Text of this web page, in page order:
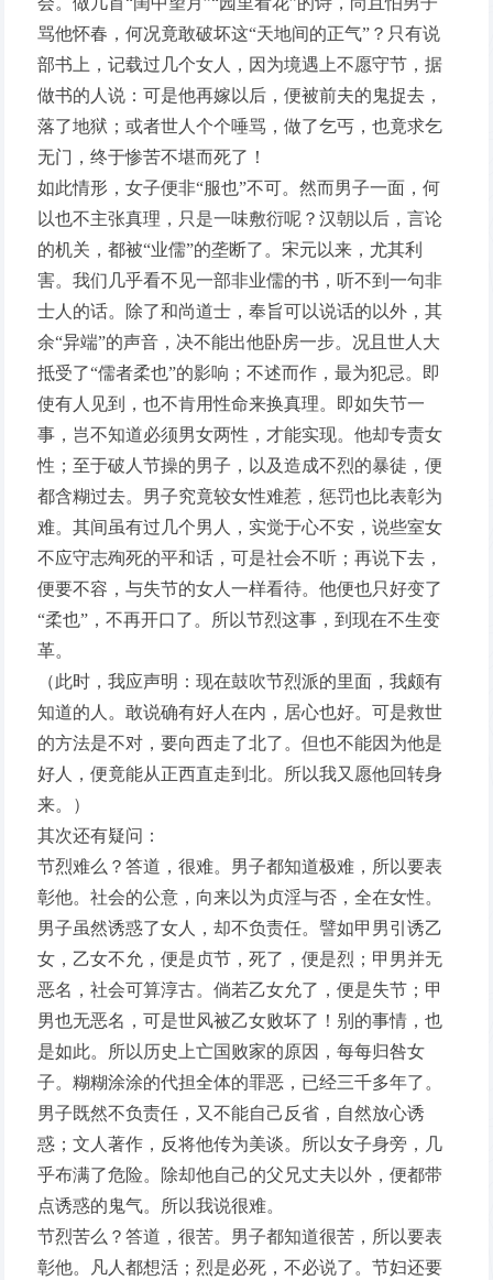
骂他怀春，何况竟敢破坏这“天地间的正气”？只有说
部书上，记载过几个女人，因为境遇上不愿守节，据
做书的人说：可是他再嫁以后，便被前夫的鬼捉去，
落了地狱；或者世人个个唾骂，做了乞丐，也竟求乞
无门，终于惨苦不堪而死了！
如此情形，女子便非“服也”不可。然而男子一面，何
以也不主张真理，只是一味敷衍呢？汉朝以后，言论
的机关，都被“业儒”的垄断了。宋元以来，尤其利
害。我们几乎看不见一部非业儒的书，听不到一句非
士人的话。除了和尚道士，奉旨可以说话的以外，其
余“异端”的声音，决不能出他卧房一步。况且世人大
抵受了“儒者柔也”的影响；不述而作，最为犯忌。即
使有人见到，也不肯用性命来换真理。即如失节一
事，岂不知道必须男女两性，才能实现。他却专责女
性；至于破人节操的男子，以及造成不烈的暴徒，便
都含糊过去。男子究竟较女性难惹，惩罚也比表彰为
难。其间虽有过几个男人，实觉于心不安，说些室女
不应守志殉死的平和话，可是社会不听；再说下去，
便要不容，与失节的女人一样看待。他便也只好变了
“柔也”，不再开口了。所以节烈这事，到现在不生变
革。
（此时，我应声明：现在鼓吹节烈派的里面，我颇有
知道的人。敢说确有好人在内，居心也好。可是救世
的方法是不对，要向西走了北了。但也不能因为他是
好人，便竟能从正西直走到北。所以我又愿他回转身
来。）
其次还有疑问：
节烈难么？答道，很难。男子都知道极难，所以要表
彰他。社会的公意，向来以为贞淫与否，全在女性。
男子虽然诱惑了女人，却不负责任。譬如甲男引诱乙
女，乙女不允，便是贞节，死了，便是烈；甲男并无
恶名，社会可算淳古。倘若乙女允了，便是失节；甲
男也无恶名，可是世风被乙女败坏了！别的事情，也
是如此。所以历史上亡国败家的原因，每每归咎女
子。糊糊涂涂的代担全体的罪恶，已经三千多年了。
男子既然不负责任，又不能自己反省，自然放心诱
惑；文人著作，反将他传为美谈。所以女子身旁，几
乎布满了危险。除却他自己的父兄丈夫以外，便都带
点诱惑的鬼气。所以我说很难。
节烈苦么？答道，很苦。男子都知道很苦，所以要表
彰他。凡人都想活；烈是必死，不必说了。节妇还要